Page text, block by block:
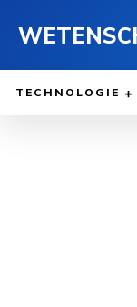
TECHNOLOGIE